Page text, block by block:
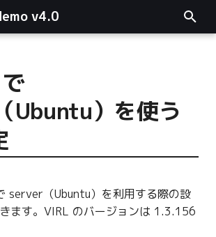
v4.0
Ubuntu）を使う
server（Ubuntu）を利用する際の設
ます。VIRL のバージョンは 1.3.156